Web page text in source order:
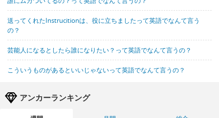
送ってくれたInstrucitionは、役に立ちましたって英語でなんて言う
の？
芸能人になるとしたら誰になりたい？って英語でなんて言うの？
こういうものがあるといいじゃないって英語でなんて言うの？
アンカーランキング